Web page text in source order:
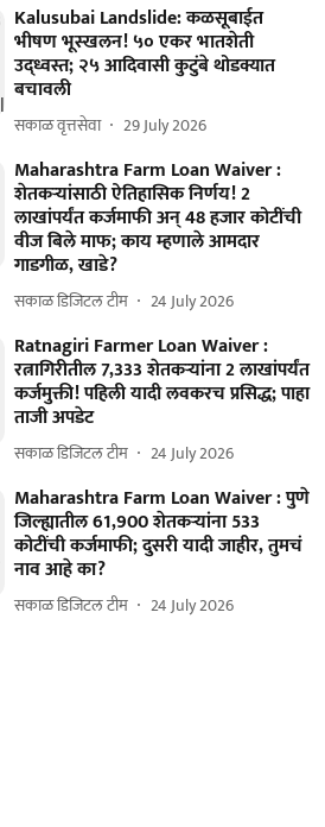
Kalusubai Landslide: कळसूबाईत
भीषण भूस्खलन! ५० एकर भातशेती
उद्ध्वस्त; २५ आदिवासी कुटुंबे थोडक्यात
बचावली
सकाळ वृत्तसेवा 29 July 2026
Maharashtra Farm Loan Waiver :
शेतकऱ्यांसाठी ऐतिहासिक निर्णय! 2
लाखांपर्यंत कर्जमाफी अन् 48 हजार कोटींची
वीज बिले माफ; काय म्हणाले आमदार
गाडगीळ, खाडे?
सकाळ डिजिटल टीम 24 July 2026
Ratnagiri Farmer Loan Waiver :
रत्नागिरीतील 7,333 शेतकऱ्यांना 2 लाखांपर्यंत
कर्जमुक्ती! पहिली यादी लवकरच प्रसिद्ध; पाहा
ताजी अपडेट
सकाळ डिजिटल टीम 24 July 2026
Maharashtra Farm Loan Waiver : पुणे
जिल्ह्यातील 61,900 शेतकऱ्यांना 533
कोटींची कर्जमाफी; दुसरी यादी जाहीर, तुमचं
नाव आहे का?
सकाळ डिजिटल टीम 24 July 2026